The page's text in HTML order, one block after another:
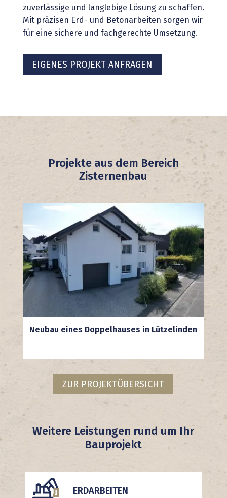
zuverlässige und langlebige Lösung zu schaffen.
Mit präzisen Erd- und Betonarbeiten sorgen wir
für eine sichere und fachgerechte Umsetzung.
EIGENES PROJEKT ANFRAGEN
Projekte aus dem Bereich
Zisternenbau
Neubau eines Doppelhauses in Lützelinden
ZUR PROJEKTÜBERSICHT
Weitere Leistungen rund um Ihr
Bauprojekt
ERDARBEITEN